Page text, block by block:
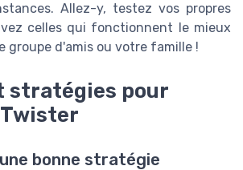
Allez-y, testez vos propres
celles qui fonctionnent le mieux
groupe d'amis ou votre famille !
stratégies pour
bonne stratégie